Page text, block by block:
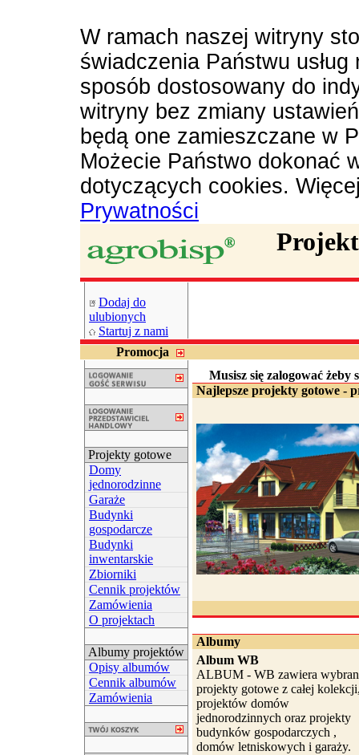
W ramach naszej witryny
świadczenia Państwu
sposób dostosowany do
witryny bez zmiany
będą one zamieszczane w
Możecie Państwo dokonać
dotyczących cookies.
Prywatności
Dodaj do
ulubionych
Startuj z nami
Promocja
Projekty gotowe
Domy
jednorodzinne
Garaże
Budynki
gospodarcze
Budynki
inwentarskie
Zbiorniki
Cennik projektów
Zamówienia
O projektach
Albumy projektów
Opisy albumów
Cennik albumów
Zamówienia
Musisz się zalogować
Najlepsze projekty gotowe -
Albumy
Album WB
ALBUM - WB zawiera
projekty gotowe z całej
projektów domów
jednorodzinnych oraz projekty
budynków gospodarczych ,
domów letniskowych i garaży.